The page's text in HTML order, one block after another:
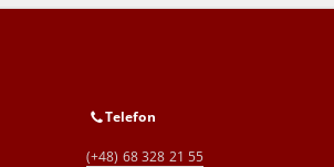
Telefon
(+48) 68 328 21 55